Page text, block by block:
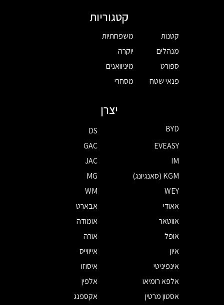
קטגוריות
קטנות
מנהלים
ספורט
פנאי שטח
משפחתיות
יוקרה
מיניוואנים
מסחרי
יצרן
BYD
DS
EVEASY
GAC
IM
JAC
KGM (סאנגיונג)
MG
WEY
WM
אאודי
אבארט
אווטאר
אומודה
אופל
אורה
איון
אייווייס
אינפיניטי
איסוזו
אלפא רומיאו
אלפין
אסטון מרטין
אקספנג